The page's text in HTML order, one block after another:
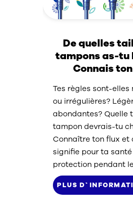
De quelles
tampons as-tu
Connais
Tes règles sont-elles
ou irrégulières?
abondantes? Quelle
tampon devrais-tu
Connaître ton flux et
signifie pour ta
protection pendant
PLUS